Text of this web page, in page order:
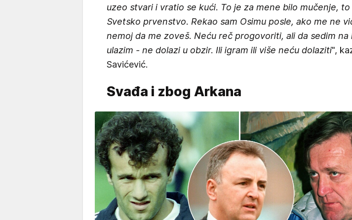
uzeo stvari i vratio se kući. To je za mene bilo mučenje, to
Svetsko prvenstvo. Rekao sam Osimu posle, ako me ne
nemoj da me zoveš. Neću reč progovoriti, ali da sedim na
ulazim - ne dolazi u obzir. Ili igram ili više neću dolaziti",
Savićević.
Svađa i zbog Arkana